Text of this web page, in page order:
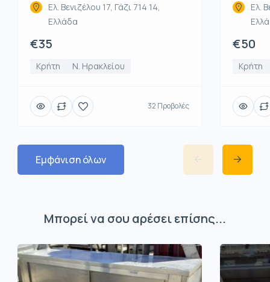
Ελ. Βενιζέλου 17, Γάζι 714 14,
Ελλάδα
€35
Κρήτη Ν. Ηρακλείου
32 Προβολές
Ελ.
€50
Κρήτη
Εμφάνιση όλων
Μπορεί να σου αρέσει επίσης...